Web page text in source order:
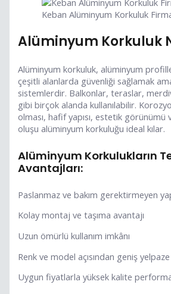
Keban Alüminyum Korkuluk
Alüminyum Korkuluk
Alüminyum korkuluk, alüminyum
çeşitli alanlarda güvenliği sağlamak
sistemlerdir. Balkonlar, teraslar,
gibi birçok alanda kullanılabilir.
olması, hafif yapısı, estetik görünümü
oluşu alüminyum korkuluğu ideal kılar.
Alüminyum Korkulukların
Avantajları:
Paslanmaz ve bakım gerektirmeyen
Kolay montaj ve taşıma avantajı
Uzun ömürlü kullanım imkânı
Renk ve model açısından geniş yelpaze
Uygun fiyatlarla yüksek kalite